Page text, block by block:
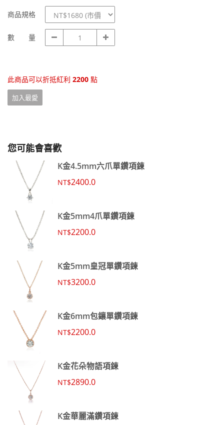
商品規格
規
格
數 量
數
量
此商品可以折抵紅利 2200 點
加入最愛
您可能會喜歡
K金4.5mm六爪單鑽項鍊
NT$2400.0
K金5mm4爪單鑽項鍊
NT$2200.0
K金5mm皇冠單鑽項鍊
NT$3200.0
K金6mm包鑲單鑽項鍊
NT$2200.0
K金花朵物語項鍊
NT$2890.0
K金華麗滿鑽項鍊